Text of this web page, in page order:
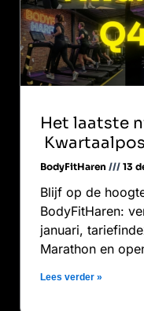
Het laatste
BodyFitHaren 13
Blijf op de
BodyFitHaren:
januari,
Marathon en
Lees verder »